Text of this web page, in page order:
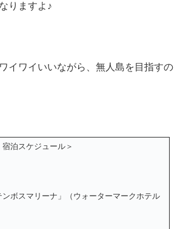
りますよ♪
イワイいいながら、無人島を目指すの
泊スケジュール＞
ボスマリーナ」（ウォーターマークホテル